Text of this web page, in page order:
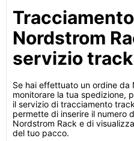
Nordstrom
servizio
Se hai effettuato un ordine da
monitorare la tua spedizione,
il servizio di tracciamento
permette di inserire il numero
Nordstrom Rack e di
del tuo pacco.